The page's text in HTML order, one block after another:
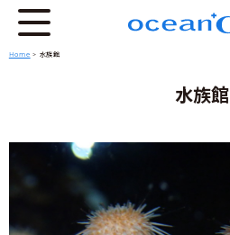
Home > 水族館
水族館